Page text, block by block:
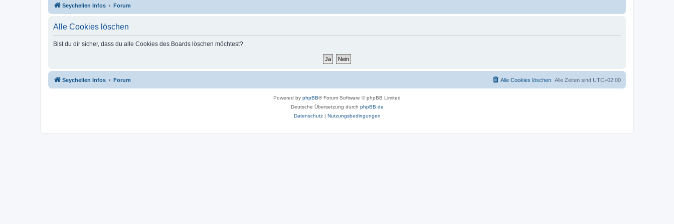
Seychellen Infos Forum
Alle Cookies löschen
Bist du dir sicher, dass du alle Cookies des Boards löschen möchtest?
Seychellen Infos Forum Alle Zeiten sind UTC+02:00
Alle Cookies löschen
Powered by phpBB® Forum Software © phpBB Limited
Deutsche Übersetzung durch phpBB.de
Datenschutz| Nutzungsbedingungen